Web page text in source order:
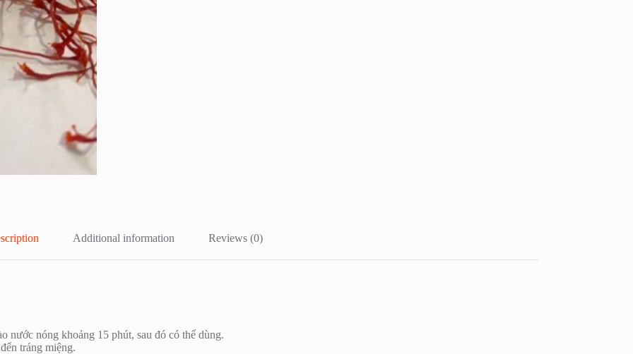
Additional information Reviews (0)
nước nóng khoảng 15 phút, sau đó có thể dùng.
tráng miệng.